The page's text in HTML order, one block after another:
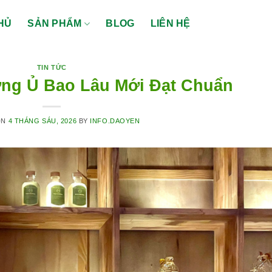
SẢN PHẨM BLOG LIÊN HỆ
TIN TỨC
Ủ Bao Lâu Mới Đạt Chuẩn
4 THÁNG SÁU, 2026 BY INFO.DAOYEN